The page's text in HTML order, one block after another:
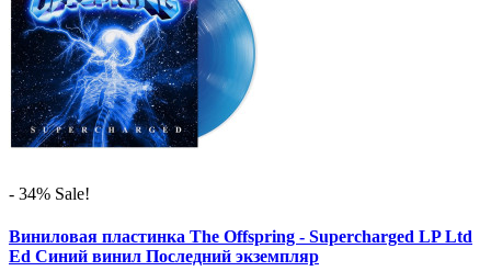
- 34% Sale!
Виниловая пластинка The Offspring - Supercharged LP Ltd
Ed Синий винил Последний экземпляр